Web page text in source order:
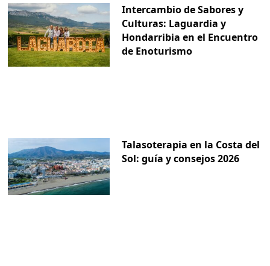
Intercambio de Sabores y
Culturas: Laguardia y
Hondarribia en el Encuentro
de Enoturismo
Talasoterapia en la Costa del
Sol: guía y consejos 2026